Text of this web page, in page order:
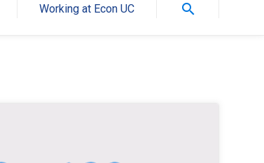
Working at Econ UC search